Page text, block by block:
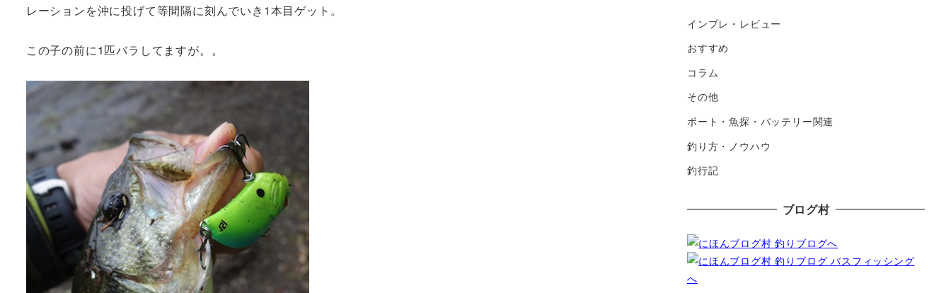
レーションを沖に投げて等間隔に刻んでいき1本目ゲット。
この子の前に1匹バラしてますが。。
インプレ・レビュー
おすすめ
コラム
その他
ボート・魚探・バッテリー関連
釣り方・ノウハウ
釣行記
ブログ村